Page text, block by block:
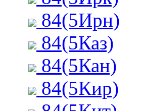
84(5Ирн)
84(5Каз)
84(5Кан)
84(5Кир)